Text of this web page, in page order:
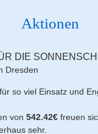
Aktionen
DIE
Dresden
so viel Einsatz und
von 542.42€ freuen
sehr.